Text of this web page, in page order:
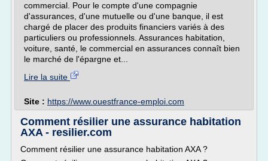
commercial. Pour le compte d'une compagnie
d'assurances, d'une mutuelle ou d'une banque, il est
chargé de placer des produits financiers variés à des
particuliers ou professionnels. Assurances habitation,
voiture, santé, le commercial en assurances connaît bien
le marché de l'épargne et...
Lire la suite
Site : https://www.ouestfrance-emploi.com
Comment résilier une assurance habitation
AXA - resilier.com
Comment résilier une assurance habitation AXA ?